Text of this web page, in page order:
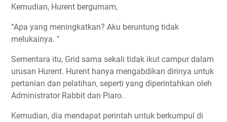
Kemudian, Hurent bergumam,
“Apa yang meningkatkan? Aku beruntung tidak
melukainya. "
Sementara itu, Grid sama sekali tidak ikut campur dalam
urusan Hurent. Hurent hanya mengabdikan dirinya untuk
pertanian dan pelatihan, seperti yang diperintahkan oleh
Administrator Rabbit dan Piaro.
Kemudian, dia mendapat perintah untuk berkumpul di